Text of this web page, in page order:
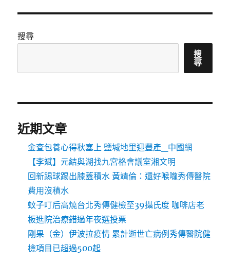
搜尋
搜
尋
近期文章
金查包養心得秋塞上 鹽堿地里迎豐產_中國網
【李斌】元結與湖找九宮格會議室湘文明
回新踢球踢出膝蓋積水 黃靖倫：還好喉嚨秀傳醫院
費用沒積水
蚊子叮后高燒台北秀傳健檢至39攝氏度 咖啡店老
板進院治療錯過年夜選投票
剛果（金）伊波拉疫情 累計逝世亡病例秀傳醫院健
檢項目已超過500起